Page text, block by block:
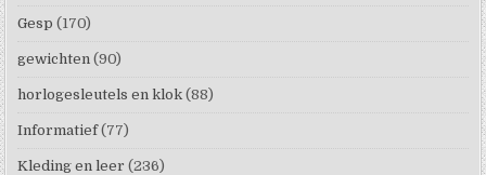
Gesp (170)
gewichten (90)
horlogesleutels en klok (88)
Informatief (77)
Kleding en leer (236)